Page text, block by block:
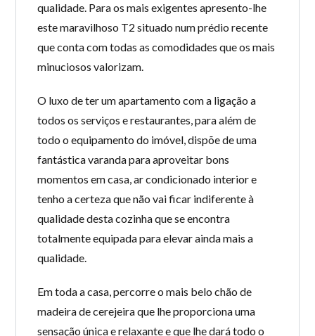
qualidade. Para os mais exigentes apresento-lhe
este maravilhoso T2 situado num prédio recente
que conta com todas as comodidades que os mais
minuciosos valorizam.
O luxo de ter um apartamento com a ligação a
todos os serviços e restaurantes, para além de
todo o equipamento do imóvel, dispõe de uma
fantástica varanda para aproveitar bons
momentos em casa, ar condicionado interior e
tenho a certeza que não vai ficar indiferente à
qualidade desta cozinha que se encontra
totalmente equipada para elevar ainda mais a
qualidade.
Em toda a casa, percorre o mais belo chão de
madeira de cerejeira que lhe proporciona uma
sensação única e relaxante e que lhe dará todo o